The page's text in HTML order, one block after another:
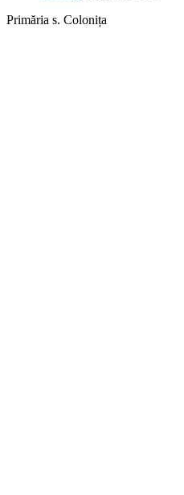
Primăria s. Colonița